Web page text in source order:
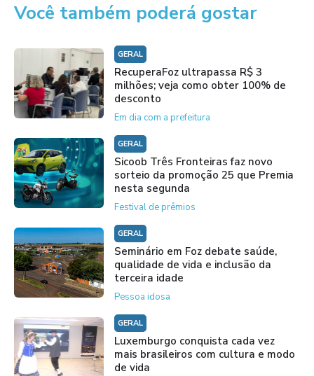
Você também poderá gostar
GERAL
RecuperaFoz ultrapassa R$ 3
milhões; veja como obter 100% de
desconto
Em dia com a prefeitura
GERAL
Sicoob Três Fronteiras faz novo
sorteio da promoção 25 que Premia
nesta segunda
Festival de prêmios
GERAL
Seminário em Foz debate saúde,
qualidade de vida e inclusão da
terceira idade
Pessoa idosa
GERAL
Luxemburgo conquista cada vez
mais brasileiros com cultura e modo
de vida